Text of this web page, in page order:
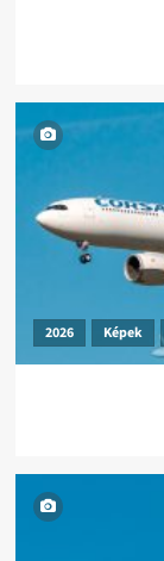
2026 Képek